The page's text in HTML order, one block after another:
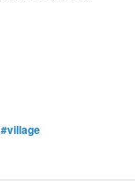
#village